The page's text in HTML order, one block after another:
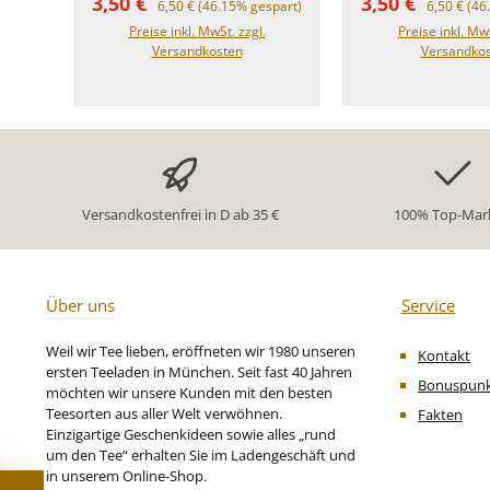
uptea aufgießen und
aufwachen! ⚡ mit extra
mit einer extra Ladung
Geschmack und
langanhaltende Wirkung.Im
Büro, beim Sport oder wenn
der Schlaf zu kurz kam:Mit
Aroma, natürliches Aroma,
natürliches Ingwer-
AromaVeredelt und
abgefüllt in Deutschland ☕
Zubereitung: 1
Pyramidenbeutel pro Tasse
Ziehzeit: 3–4 Minuten
Wassertemperatur: 80–100
6,50 €(46.15% gespart)
Preise inkl. MwSt. zzgl.
Versandkosten
In den Warenkorb
aufwachen! ⚡ mit extra
Koffein 🌱 natürliche Zutaten
🎯 wach &
Koffein, für
langanhaltende
Büro, beim
der Schlaf zu
uptea bist du
Ziehzeit:
°C ⚠️ Hinweis:Erhöhter
6,50 €
Preise inkl.
In den
Versandkostenfrei in D ab 35 € 100% Top-
Über uns
Weil wir Tee lieben, eröffneten wir 1980 unseren
ersten Teeladen in München. Seit fast 40 Jahren
möchten wir unsere Kunden mit den besten
Teesorten aus aller Welt verwöhnen.
Einzigartige Geschenkideen sowie alles „rund
um den Tee“ erhalten Sie im Ladengeschäft und
in unserem Online-Shop.
Service
Kontakt
Fakten